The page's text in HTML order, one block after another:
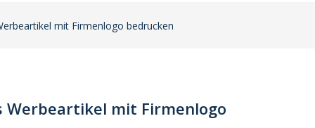
mit Firmenlogo bedrucken
mit Firmenlogo